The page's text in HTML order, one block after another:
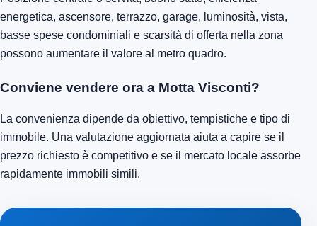
energetica, ascensore, terrazzo, garage, luminosità, vista,
basse spese condominiali e scarsità di offerta nella zona
possono aumentare il valore al metro quadro.
Conviene vendere ora a Motta Visconti?
La convenienza dipende da obiettivo, tempistiche e tipo di
immobile. Una valutazione aggiornata aiuta a capire se il
prezzo richiesto è competitivo e se il mercato locale assorbe
rapidamente immobili simili.